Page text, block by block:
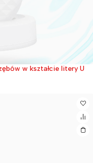
w kształcie litery U